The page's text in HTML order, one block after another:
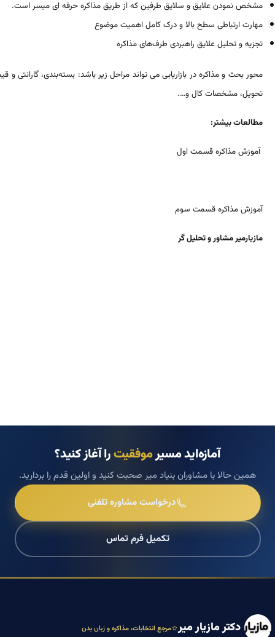
مشخص نمودن علایق و سلایق طرفین که از طریق مذاکره حرفه ای میسر است.
مهارت ارتباطی سطح بالا و درک کامل اهمیت موضوع
تجزیه و تحلیل علایق راهبردی طرف‌های مذاکره
محور بحث و مذاکره در بازاریابی می تواند مراحل زیر باشد: بسته‌بندی، گارانتی و
تحویل، مشخصات کال و….
مطالعات بیشتر:
آموزش مذاکره قسمت اول
آموزش مذاکره قسمت سوم
مازیارمیر مشاور و تحلیل گر
آمازه‌اید مسیرموفقیترا آغاز کنید؟
همین حالا با مشاوران بنیاد میر صحبت کنید و اولین قدم را بردارید.
درخواست مشاوره تلفنی
تکمیل فرم تماس
دکتر مازیار میر مرجع انتخابات، مذاکره و زبان بدن